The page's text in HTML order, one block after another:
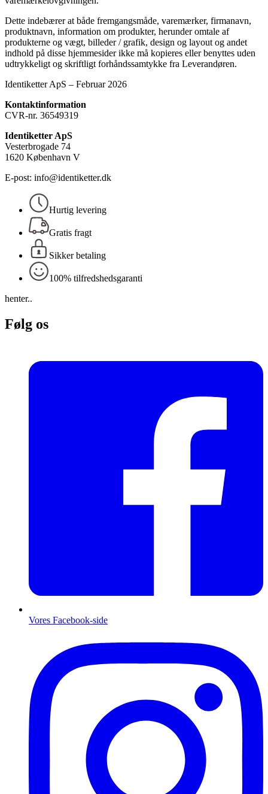
Dette indebærer at både fremgangsmåde, varemærker, firmanavn,
produktnavn, information om produkter, herunder omtale af
produkterne og vægt, billeder / grafik, design og layout og andet
indhold på disse hjemmesider ikke må kopieres eller benyttes uden
udtrykkeligt og skriftligt forhåndssamtykke fra Leverandøren.
Identiketter ApS – Februar 2026
Kontaktinformation
CVR-nr. 36549319
Identiketter ApS
Vesterbrogade 74
1620 København V
E-post: info@identiketter.dk
Hurtig levering
Gratis fragt
Sikker betaling
100% tilfredshedsgaranti
henter..
Følg os
Vores Facebook-side